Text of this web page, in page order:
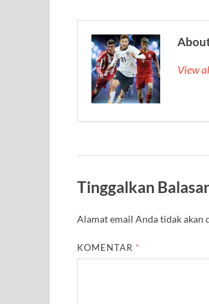
View
Tinggalkan
Alamat email Anda tidak akan
KOMENTAR *